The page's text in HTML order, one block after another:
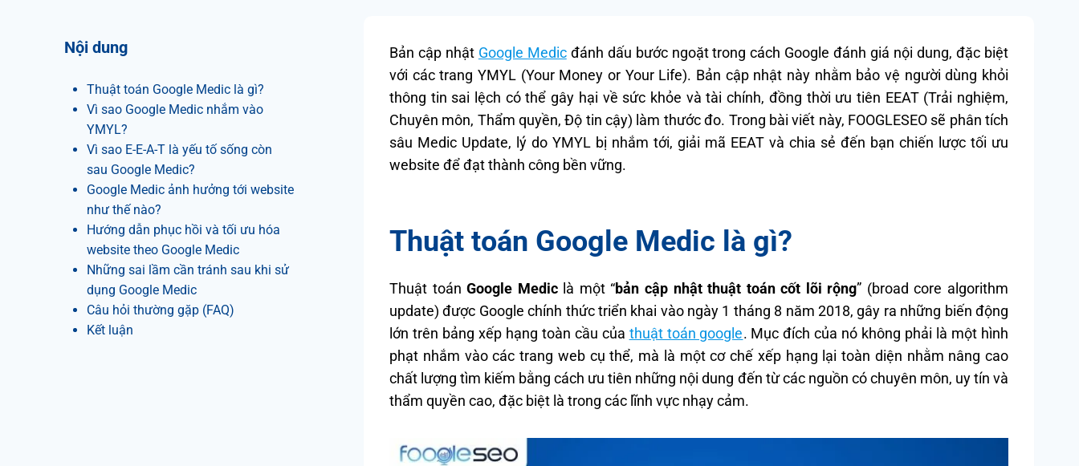
Bản cập nhật Google Medicđánh dấu bước ngoặt trong cách Google đánh giá nội dung, đặc biệt
với các trang YMYL (Your Money or Your Life). Bản cập nhật này nhằm bảo vệ người dùng khỏi
thông tin sai lệch có thể gây hại về sức khỏe và tài chính, đồng thời ưu tiên EEAT (Trải nghiệm,
Chuyên môn, Thẩm quyền, Độ tin cậy) làm thước đo. Trong bài viết này, FOOGLESEO sẽ phân tích
sâu Medic Update, lý do YMYL bị nhắm tới, giải mã EEAT và chia sẻ đến bạn chiến lược tối ưu
website để đạt thành công bền vững.
Thuật toán Google Medic là gì?
Thuật toánGoogle Mediclà một “bản cập nhật thuật toán cốt lõi rộng” (broad core algorithm
update) được Google chính thức triển khai vào ngày 1 tháng 8 năm 2018, gây ra những biến động
lớn trên bảng xếp hạng toàn cầu của thuật toán google. Mục đích của nó không phải là một hình
phạt nhắm vào các trang web cụ thể, mà là một cơ chế xếp hạng lại toàn diện nhằm nâng cao
chất lượng tìm kiếm bằng cách ưu tiên những nội dung đến từ các nguồn có chuyên môn, uy tín và
thẩm quyền cao, đặc biệt là trong các lĩnh vực nhạy cảm.
Nội dung
Thuật toán Google Medic là gì?
Vì sao Google Medic nhắm vào
YMYL?
Vì sao E-E-A-T là yếu tố sống còn
sau Google Medic?
Google Medic ảnh hưởng tới website
như thế nào?
Hướng dẫn phục hồi và tối ưu hóa
website theo Google Medic
Những sai lầm cần tránh sau khi sử
dụng Google Medic
Câu hỏi thường gặp (FAQ)
Kết luận